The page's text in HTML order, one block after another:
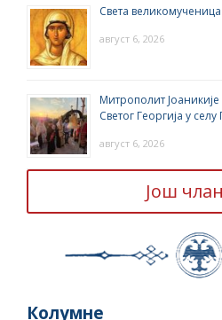
Света
август 6, 2026
Митрополит
Светог Георгија у
август 6, 2026
Још
Колумне